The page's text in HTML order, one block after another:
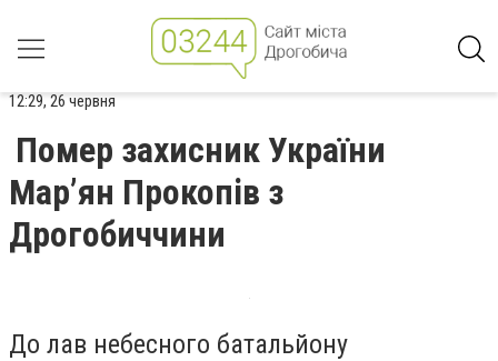
12:29, 26 червня
Помер захисник України
Мар’ян Прокопів з
Дрогобиччини
До лав небесного батальйону